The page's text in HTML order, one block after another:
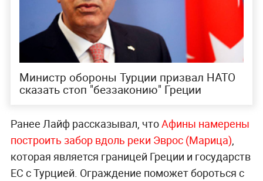
Министр обороны Турции призвал НАТО
сказать стоп "беззаконию" Греции
Ранее Лайф рассказывал, чтоАфины намерены
построить забор вдоль реки Эврос (Марица),
которая является границей Греции и государств
ЕС с Турцией. Ограждение поможет бороться с